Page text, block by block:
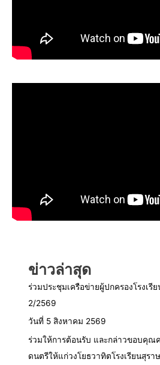
ข่าวล่าสุด
ร่วมประชุมเครือข่ายผู้ปกครองโรงเรี
2/2569
วันที่ 5 สิงหาคม 2569
ร่วมให้การต้อนรับ และกล่าวขอบคุณ
ดนตรีให้แก่วงโยธวาทิตโรงเรียนสุรา